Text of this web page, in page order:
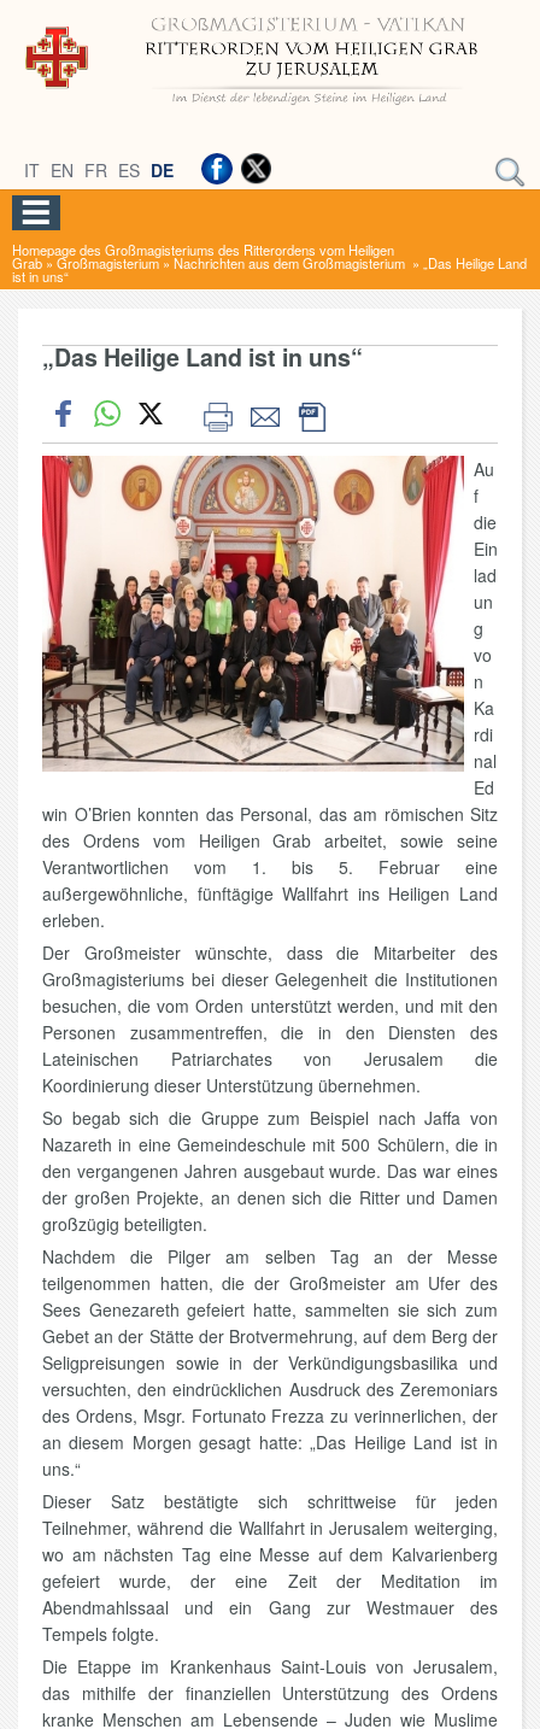
IT EN FR ES DE
Homepage des Großmagisteriums des Ritterordens vom Heiligen
Grab » Großmagisterium» Nachrichten aus dem Großmagisterium » „Das Heilige Land
ist in uns“
„Das Heilige Land ist in uns“
Au
f
die
Ein
lad
un
g
vo
n
Ka
rdi
nal
Ed
win O’Brien konnten das Personal, das am römischen Sitz
des Ordens vom Heiligen Grab arbeitet, sowie seine
Verantwortlichen vom 1. bis 5. Februar eine
außergewöhnliche, fünftägige Wallfahrt ins Heiligen Land
erleben.
Der Großmeister wünschte, dass die Mitarbeiter des
Großmagisteriums bei dieser Gelegenheit die Institutionen
besuchen, die vom Orden unterstützt werden, und mit den
Personen zusammentreffen, die in den Diensten des
Lateinischen Patriarchates von Jerusalem die
Koordinierung dieser Unterstützung übernehmen.
So begab sich die Gruppe zum Beispiel nach Jaffa von
Nazareth in eine Gemeindeschule mit 500 Schülern, die in
den vergangenen Jahren ausgebaut wurde. Das war eines
der großen Projekte, an denen sich die Ritter und Damen
großzügig beteiligten.
Nachdem die Pilger am selben Tag an der Messe
teilgenommen hatten, die der Großmeister am Ufer des
Sees Genezareth gefeiert hatte, sammelten sie sich zum
Gebet an der Stätte der Brotvermehrung, auf dem Berg der
Seligpreisungen sowie in der Verkündigungsbasilika und
versuchten, den eindrücklichen Ausdruck des Zeremoniars
des Ordens, Msgr. Fortunato Frezza zu verinnerlichen, der
an diesem Morgen gesagt hatte: „Das Heilige Land ist in
uns.“
Dieser Satz bestätigte sich schrittweise für jeden
Teilnehmer, während die Wallfahrt in Jerusalem weiterging,
wo am nächsten Tag eine Messe auf dem Kalvarienberg
gefeiert wurde, der eine Zeit der Meditation im
Abendmahlssaal und ein Gang zur Westmauer des
Tempels folgte.
Die Etappe im Krankenhaus Saint-Louis von Jerusalem,
das mithilfe der finanziellen Unterstützung des Ordens
kranke Menschen am Lebensende – Juden wie Muslime